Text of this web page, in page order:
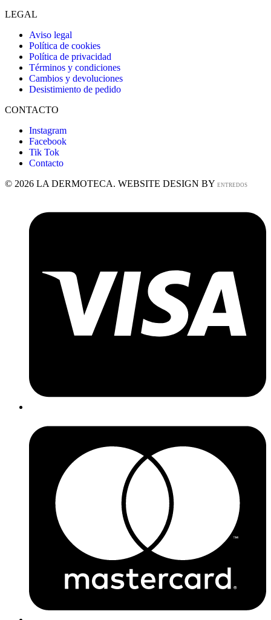
LEGAL
Aviso legal
Política de cookies
Política de privacidad
Términos y condiciones
Cambios y devoluciones
Desistimiento de pedido
CONTACTO
Instagram
Facebook
Tik Tok
Contacto
© 2026 LA DERMOTECA. WEBSITE DESIGN BY ENTREDOS